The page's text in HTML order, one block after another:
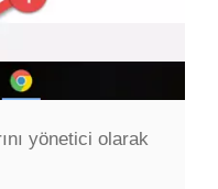
yönetici olarak